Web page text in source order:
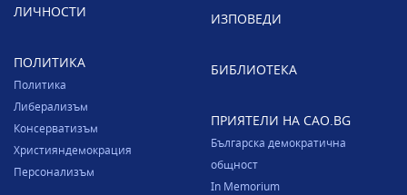
ЛИЧНОСТИ
ПОЛИТИКА
Политика
Либерализъм
Консерватизъм
Християндемокрация
Персонализъм
ИЗПОВЕДИ
БИБЛИОТЕКА
ПРИЯТЕЛИ НА CAO.BG
Българска демократична
общност
In Memorium